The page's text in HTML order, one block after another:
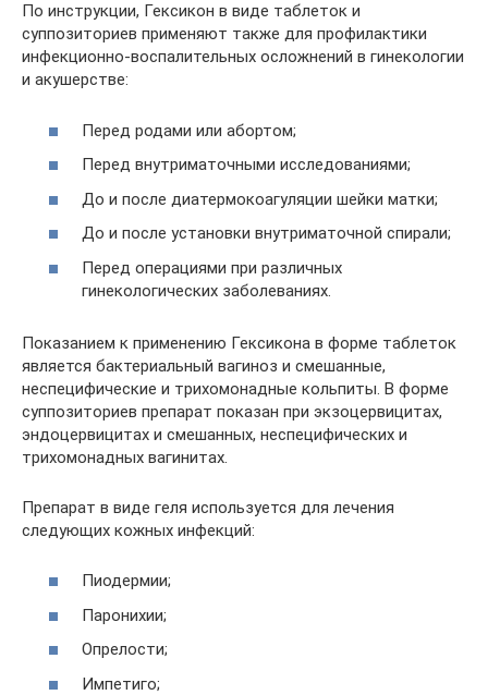
По инструкции, Гексикон в виде таблеток и
суппозиториев применяют также для профилактики
инфекционно-воспалительных осложнений в гинекологии
и акушерстве:
Перед родами или абортом;
Перед внутриматочными исследованиями;
До и после диатермокоагуляции шейки матки;
До и после установки внутриматочной спирали;
Перед операциями при различных
гинекологических заболеваниях.
Показанием к применению Гексикона в форме таблеток
является бактериальный вагиноз и смешанные,
неспецифические и трихомонадные кольпиты. В форме
суппозиториев препарат показан при экзоцервицитах,
эндоцервицитах и смешанных, неспецифических и
трихомонадных вагинитах.
Препарат в виде геля используется для лечения
следующих кожных инфекций:
Пиодермии;
Паронихии;
Опрелости;
Импетиго;